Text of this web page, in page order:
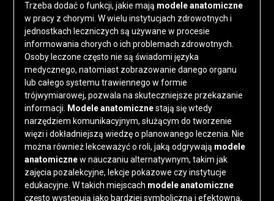
Trzeba dodać o funkcji, jakie mają modele anatomiczne
w pracy z chorymi. W wielu instytucjach zdrowotnych i
jednostkach leczniczych są używane w procesie
informowania chorych o ich problemach zdrowotnych.
Osoby leczone często nie są świadomi języka
medycznego, natomiast zobrazowanie danego organu
lub całego systemu trawiennego w formie
trójwymiarowej, pozwala na skuteczniejsze przekazanie
informacji. Modele anatomicznestają się wtedy
narzędziem komunikacyjnym, służącym do tworzenie
więzi i dokładniejszą wiedzę o planowanego leczenia. Nie
można również lekceważyć o roli, jaką odgrywają modele
anatomicznew nauczaniu alternatywnym, takim jak
zajęcia pozalekcyjne, lekcje pokazowe czy instytucje
edukacyjne. W takich miejscach modele anatomiczne
często występują jako bardziej symboliczną i efektowną,